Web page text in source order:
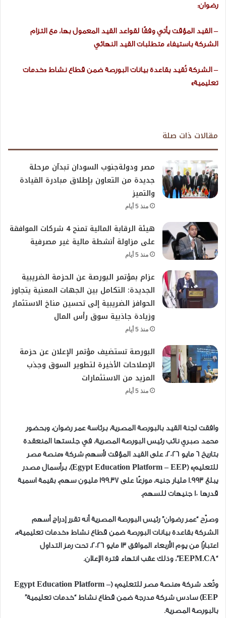
رضوان:
– القيد المؤقت يأتي وفقًا لقواعد القيد المعمول بها، مع التزام
الشركة باستيفاء متطلبات القيد النهائي
– الشركة تُقيد بقاعدة بيانات البورصة ضمن قطاع نشاط «خدمات
تعليمية»
مقالات ذات صلة
مصر ودولةجنوب السودان تبدآن مرحلة
جديدة من التعاون بإطلاق مبادرة القيادة
والتميز
منذ 5 أيام
هيئة الرقابة المالية تمنح 4 شركات الموافقة
على مزاولة أنشطة مالية غير مصرفية
منذ 5 أيام
عزام بمؤتمر البورصة عن الحزمة الضريبية
الجديدة: التكامل بين الجهات المعنية يتجاوز
الحوافز الضريبية إلى تحسين مناخ الاستثمار
وزيادة جاذبية سوق رأس المال
منذ 5 أيام
البورصة تستضيف مؤتمر الإعلان عن حزمة
الإصلاحات الأخيرة لتطوير السوق وجذب
المزيد من الاستثمارات
منذ 5 أيام
وافقت لجنة القيد بالبورصة المصرية، برئاسة عمر رضوان، وبحضور
محمد صبري نائب رئيس البورصة المصرية، في جلستها المنعقدة
بتاريخ 6 مايو 2026، على القيد المؤقت لأسهم شركة «منصة مصر
للتعليم» (Egypt Education Platform – EEP)، برأسمال مصدر
يبلغ 1.993 مليار جنيه، موزعًا على 199.37 مليون سهم، بقيمة اسمية
قدرها 10 جنيهات للسهم.
وصرّح “عمر رضوان” رئيس البورصة المصرية أنه تقرر إدراج أسهم
الشركة بقاعدة بيانات البورصة ضمن قطاع نشاط «خدمات تعليمية»،
اعتبارًا من يوم الأربعاء الموافق 13 مايو 2026، تحت رمز التداول
“EEPM.CA”، وذلك عقب انتهاء فترة الإعلان.
وتُعد شركة «منصة مصر للتعليم» (Egypt Education Platform –
EEP) سادس شركة مدرجة ضمن قطاع نشاط “خدمات تعليمية”
بالبورصة المصرية.